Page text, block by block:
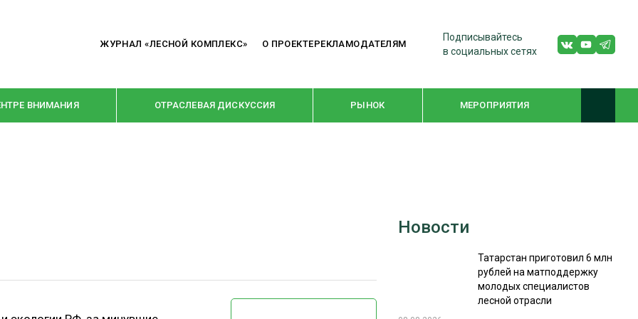
ЖУРНАЛ «ЛЕСНОЙ КОМПЛЕКС» О ПРОЕКТЕРЕКЛАМОДАТЕЛЯМ
Подписывайтесь
в социальных сетях
ВНИМАНИЯ ОТРАСЛЕВАЯ ДИСКУССИЯ РЫНОК МЕРОПРИЯТИЯ
ПРЕДПРИЯТИЯ ЛПК
WOODEX-2021
СУШКА ДРЕВЕСИНЫ
Новости
Татарстан приготовил 6 млн
рублей на матподдержку
молодых специалистов
лесной отрасли